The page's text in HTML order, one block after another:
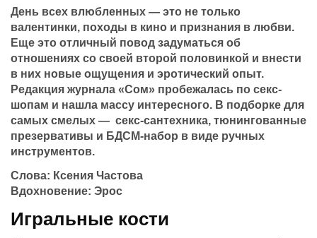
День всех влюбленных — это не только
валентинки, походы в кино и признания в любви.
Еще это отличный повод задуматься об
отношениях со своей второй половинкой и внести
в них новые ощущения и эротический опыт.
Редакция журнала «Сом» пробежалась по секс-
шопам и нашла массу интересного. В подборке для
самых смелых — секс-сантехника, тюнингованные
презервативы и БДСМ-набор в виде ручных
инструментов.
Слова: Ксения Частова
Вдохновение: Эрос
Игральные кости